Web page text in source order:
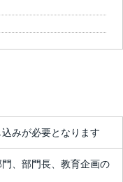
が必要となります
、部門長、教育企画の